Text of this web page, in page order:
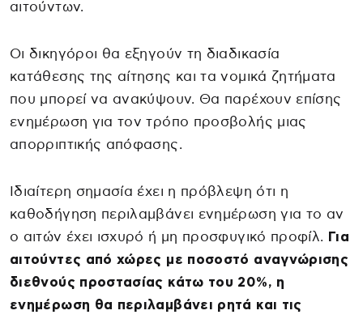
αιτούντων.
Οι δικηγόροι θα εξηγούν τη διαδικασία
κατάθεσης της αίτησης και τα νομικά ζητήματα
που μπορεί να ανακύψουν. Θα παρέχουν επίσης
ενημέρωση για τον τρόπο προσβολής μιας
απορριπτικής απόφασης.
Ιδιαίτερη σημασία έχει η πρόβλεψη ότι η
καθοδήγηση περιλαμβάνει ενημέρωση για το αν
ο αιτών έχει ισχυρό ή μη προσφυγικό προφίλ. Για
αιτούντες από χώρες με ποσοστό αναγνώρισης
διεθνούς προστασίας κάτω του 20%, η
ενημέρωση θα περιλαμβάνει ρητά και τις